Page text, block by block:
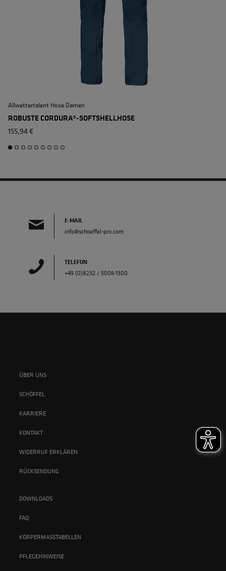
Allwettertalent Hose Damen
ROBUSTE CORDURA®-SOFTSHELLHOSE
155,94 €
E-MAIL
info@schoeffel-pro.com
TELEFON
+49 (0)8232 / 5006-1300
ÜBER UNS
SCHÖFFEL
KARRIERE
KONTAKT
WIDERRUF ERKLÄREN
RÜCKSENDUNG
DOWNLOADS
FAQ
KÖRPERMASSTABELLEN
PFLEGEHINWEISE